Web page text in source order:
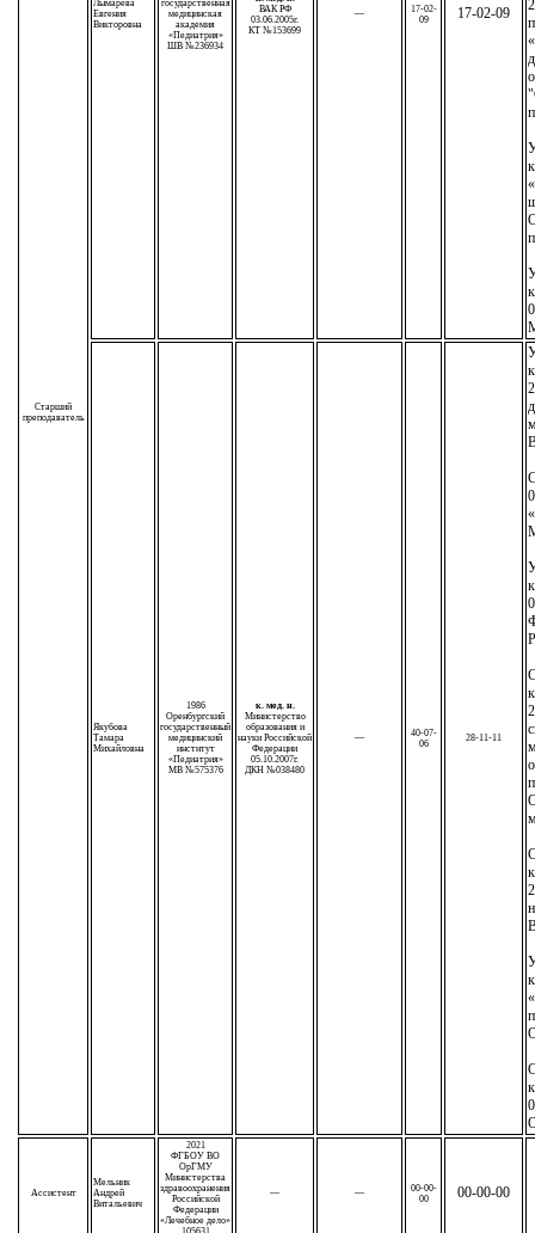
Старший
преподаватель
Лымарева
Евгения
Викторовна
государственная
медицинская
академия
«Педиатрия»
ШВ №236934
ВАК РФ
03.06.2005г.
КТ №153699
—
17-02-
09
17-02-09
Якубова
Тамара
Михайловна
1986
Оренбургский
государственный
медицинский
институт
«Педиатрия»
МВ №575376
к. мед. н.
Министерство
образования и
науки Российской
Федерации
05.10.2007г.
ДКН №038480
—
40-07-
06
28-11-11
Ассистент
Мельник
Андрей
Витальевич
2021
ФГБОУ ВО
ОрГМУ
Министерства
здравоохранения
Российской
Федерации
«Лечебное дело»
105631
— —
00-00-
00
00-00-00